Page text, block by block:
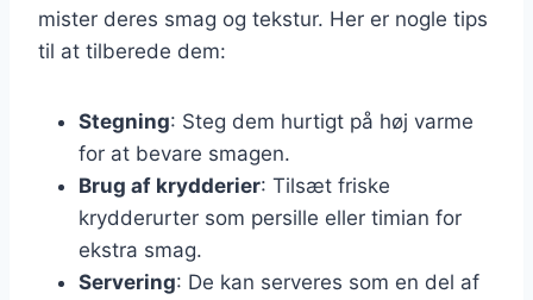
mister deres smag og tekstur. Her er nogle tips
til at tilberede dem:
Stegning: Steg dem hurtigt på høj varme
for at bevare smagen.
Brug af krydderier: Tilsæt friske
krydderurter som persille eller timian for
ekstra smag.
Servering: De kan serveres som en del af